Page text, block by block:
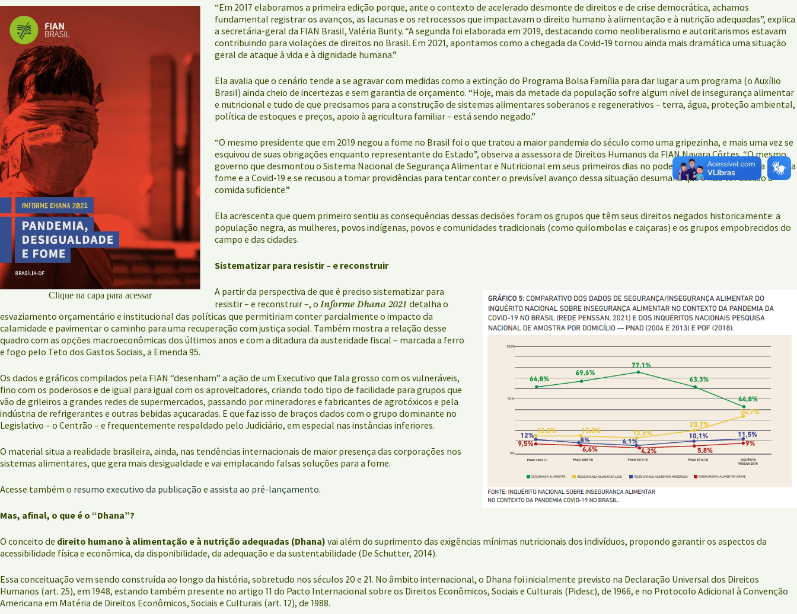
Clique na capa para acessar
“Em 2017 elaboramos a primeira edição porque, ante o contexto de acelerado desmonte de direitos e de crise democrática, achamos
fundamental registrar os avanços, as lacunas e os retrocessos que impactavam o direito humano à alimentação e à nutrição adequadas”, explica
a secretária-geral da FIAN Brasil, Valéria Burity. “A segunda foi elaborada em 2019, destacando como neoliberalismo e autoritarismos estavam
contribuindo para violações de direitos no Brasil. Em 2021, apontamos como a chegada da Covid-19 tornou ainda mais dramática uma situação
geral de ataque à vida e à dignidade humana.”
Ela avalia que o cenário tende a se agravar com medidas como a extinção do Programa Bolsa Família para dar lugar a um programa (o Auxílio
Brasil) ainda cheio de incertezas e sem garantia de orçamento. “Hoje, mais da metade da população sofre algum nível de insegurança alimentar
e nutricional e tudo de que precisamos para a construção de sistemas alimentares soberanos e regenerativos – terra, água, proteção ambiental,
política de estoques e preços, apoio à agricultura familiar – está sendo negado.”
“O mesmo presidente que em 2019 negou a fome no Brasil foi o que tratou a maior pandemia do século como uma gripezinha, e mais uma vez se
esquivou de suas obrigações enquanto representante do Estado”, observa a assessora de Direitos Humanos da FIAN Nayara Côrtes. “O mesmo
governo que desmontou o Sistema Nacional de Segurança Alimentar e Nutricional em seus primeiros dias no poder criou um falso dilema entre a
fome e a Covid-19 e se recusou a tomar providências para tentar conter o previsível avanço dessa situação desumana que é não ter acesso a
comida suficiente.”
Ela acrescenta que quem primeiro sentiu as consequências dessas decisões foram os grupos que têm seus direitos negados historicamente: a
população negra, as mulheres, povos indígenas, povos e comunidades tradicionais (como quilombolas e caiçaras) e os grupos empobrecidos do
campo e das cidades.
Sistematizar para resistir – e reconstruir
A partir da perspectiva de que é preciso sistematizar para
resistir – e reconstruir –, o Informe Dhana 2021 detalha o
esvaziamento orçamentário e institucional das políticas que permitiriam conter parcialmente o impacto da
calamidade e pavimentar o caminho para uma recuperação com justiça social. Também mostra a relação desse
quadro com as opções macroeconômicas dos últimos anos e com a ditadura da austeridade fiscal – marcada a ferro
e fogo pelo Teto dos Gastos Sociais, a Emenda 95.
Os dados e gráficos compilados pela FIAN “desenham” a ação de um Executivo que fala grosso com os vulneráveis,
fino com os poderosos e de igual para igual com os aproveitadores, criando todo tipo de facilidade para grupos que
vão de grileiros a grandes redes de supermercados, passando por mineradores e fabricantes de agrotóxicos e pela
indústria de refrigerantes e outras bebidas açucaradas. E que faz isso de braços dados com o grupo dominante no
Legislativo – o Centrão – e frequentemente respaldado pelo Judiciário, em especial nas instâncias inferiores.
O material situa a realidade brasileira, ainda, nas tendências internacionais de maior presença das corporações nos
sistemas alimentares, que gera mais desigualdade e vai emplacando falsas soluções para a fome.
Acesse também o resumo executivo da publicação e assista ao pré-lançamento.
Mas, afinal, o que é o “Dhana”?
O conceito de direito humano à alimentação e à nutrição adequadas (Dhana) vai além do suprimento das exigências mínimas nutricionais dos indivíduos, propondo garantir os aspectos da
acessibilidade física e econômica, da disponibilidade, da adequação e da sustentabilidade (De Schutter, 2014).
Essa conceituação vem sendo construída ao longo da história, sobretudo nos séculos 20 e 21. No âmbito internacional, o Dhana foi inicialmente previsto na Declaração Universal dos Direitos
Humanos (art. 25), em 1948, estando também presente no artigo 11 do Pacto Internacional sobre os Direitos Econômicos, Sociais e Culturais (Pidesc), de 1966, e no Protocolo Adicional à Convenção
Americana em Matéria de Direitos Econômicos, Sociais e Culturais (art. 12), de 1988.